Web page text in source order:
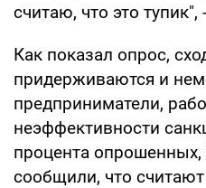
считаю, что это тупик",
Как показал опрос,
придерживаются и
предприниматели,
неэффективности
процента опрошенных,
сообщили, что